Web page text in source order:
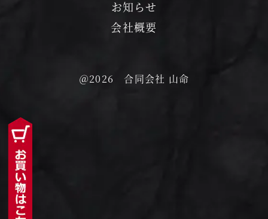
お知らせ
会社概要
＠2026 合同会社 山命